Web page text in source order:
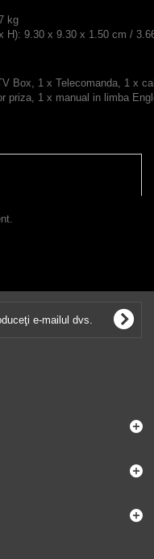
kg
H): 9.30 x 9.30 x 1.50 cm /
Box, 1 x Telecomanda, 1 x
priza, 1 x manual in limba